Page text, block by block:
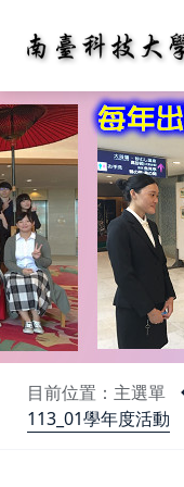
目前位置：主選單
113_01學年度活動
:::